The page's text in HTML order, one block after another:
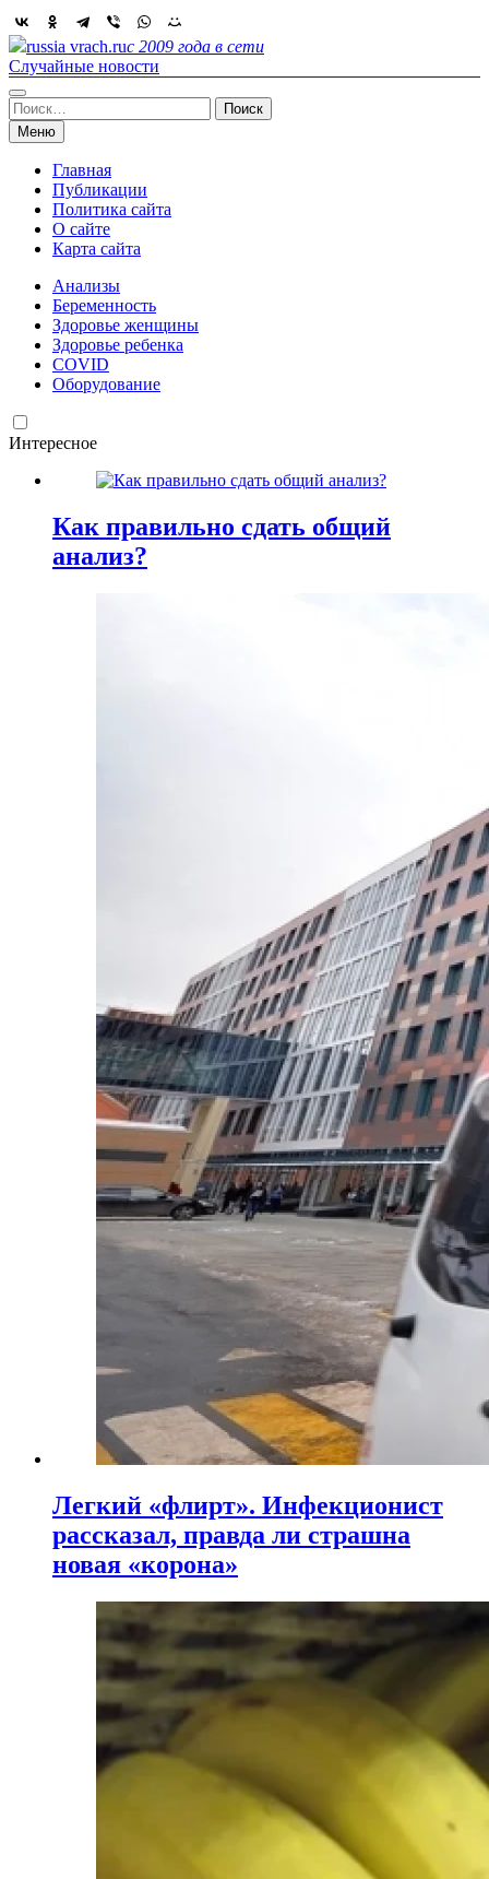
Skip
to
content
russia vrach.ruс 2009 года в сети
Случайные новости
Найти:
Меню
Главная
Публикации
Политика сайта
О сайте
Карта сайта
Анализы
Беременность
Здоровье женщины
Здоровье ребенка
COVID
Оборудование
Интересное
Как правильно сдать общий
анализ?
Легкий «флирт». Инфекционист
рассказал, правда ли страшна
новая «корона»